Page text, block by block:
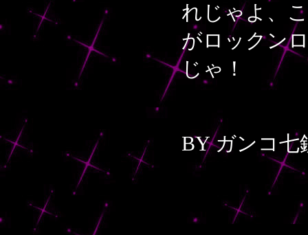
れじゃよ、
がロックン
じゃ！
BY ガンコ